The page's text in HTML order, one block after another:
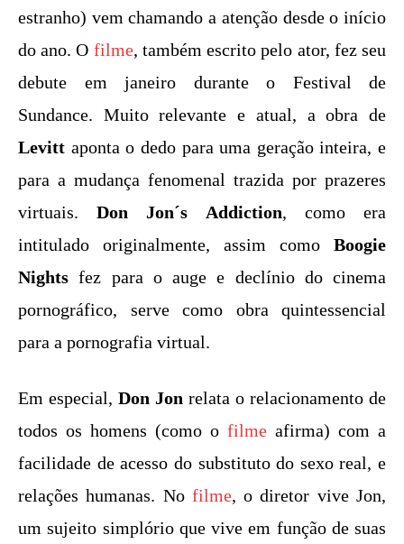
estranho) vem chamando a atenção desde o início
do ano. O filme, também escrito pelo ator, fez seu
debute em janeiro durante o Festival de
Sundance. Muito relevante e atual, a obra de
Levitt aponta o dedo para uma geração inteira, e
para a mudança fenomenal trazida por prazeres
virtuais.Don Jon´s Addiction, como era
intitulado originalmente, assim como Boogie
Nights fez para o auge e declínio do cinema
pornográfico, serve como obra quintessencial
para a pornografia virtual.
Em especial, Don Jon relata o relacionamento de
todos os homens (como o filme afirma) com a
facilidade de acesso do substituto do sexo real, e
relações humanas. No filme, o diretor vive Jon,
um sujeito simplório que vive em função de suas